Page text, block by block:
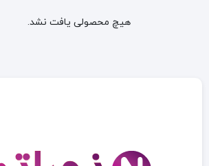
هیچ محصولی یافت نشد.